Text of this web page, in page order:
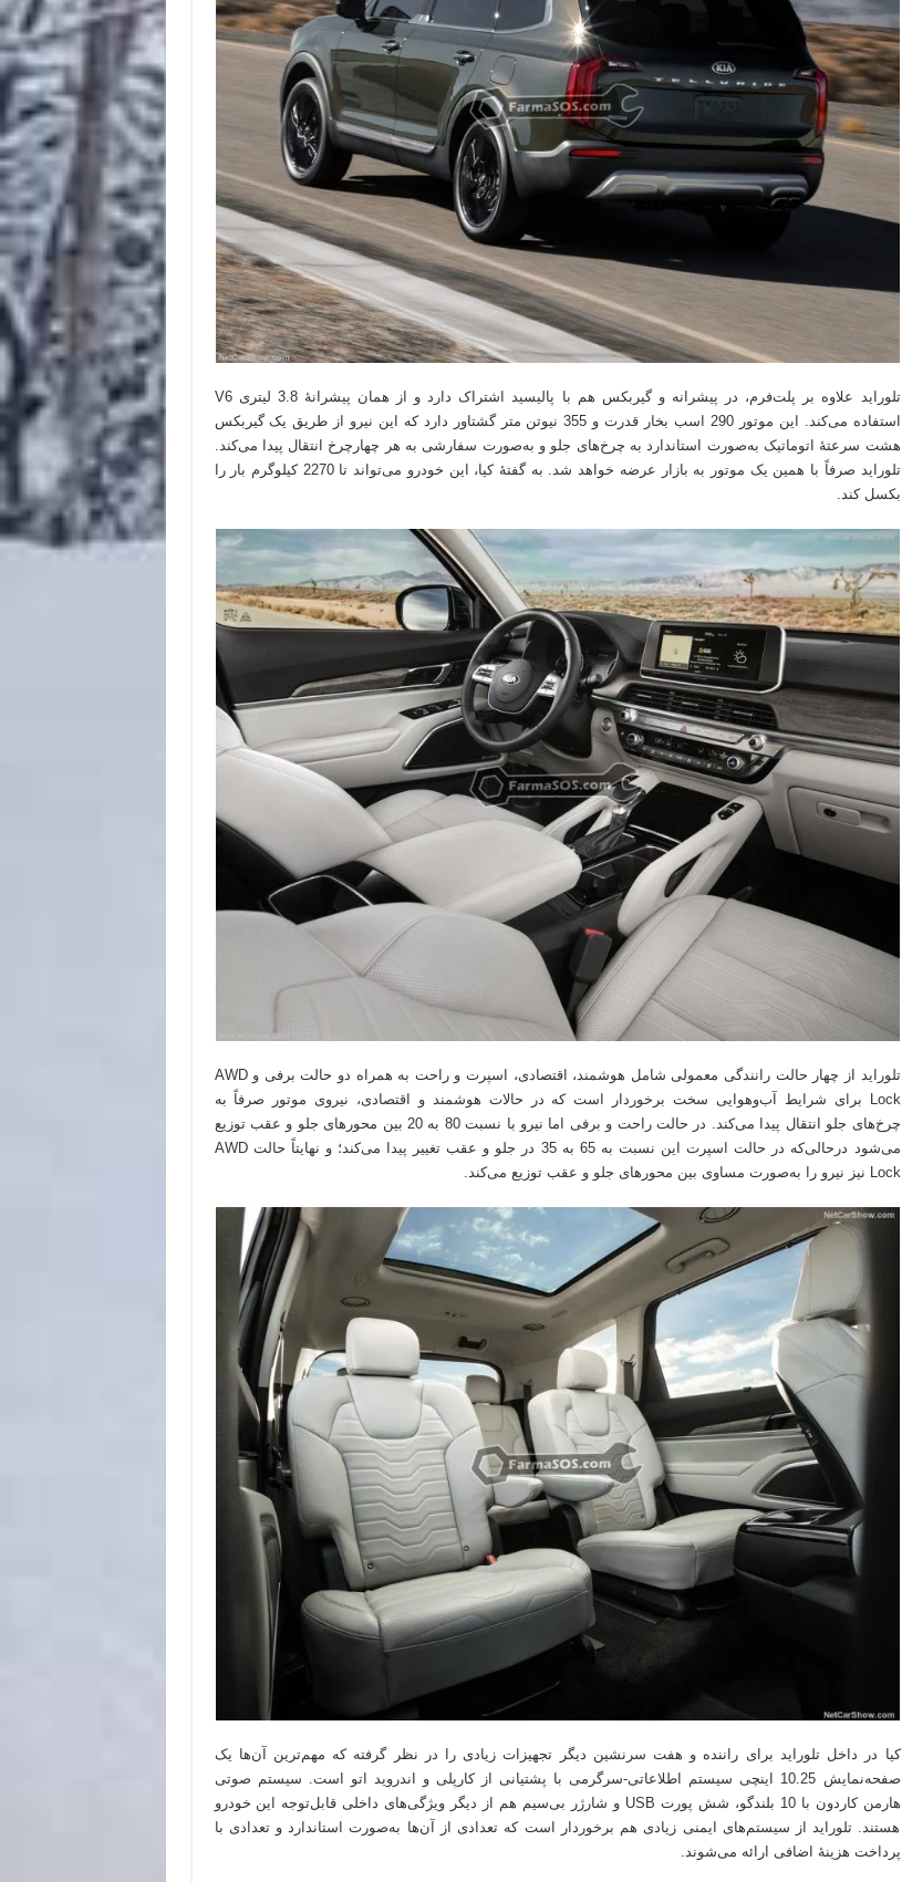
تلوراید علاوه بر پلت‌فرم، در پیشرانه و گیربکس هم با پالیسید اشتراک دارد و از همان پیشرانهٔ 3.8 لیتری V6
استفاده می‌کند. این موتور 290 اسب بخار قدرت و 355 نیوتن متر گشتاور دارد که این نیرو از طریق یک گیربکس
هشت سرعتهٔ اتوماتیک به‌صورت استاندارد به چرخ‌های جلو و به‌صورت سفارشی به هر چهارچرخ انتقال پیدا می‌کند.
تلوراید صرفاً با همین یک موتور به بازار عرضه خواهد شد. به گفتهٔ کیا، این خودرو می‌تواند تا 2270 کیلوگرم بار را
بکسل کند.
تلوراید از چهار حالت رانندگی معمولی شامل هوشمند، اقتصادی، اسپرت و راحت به همراه دو حالت برفی و AWD
Lock برای شرایط آب‌وهوایی سخت برخوردار است که در حالات هوشمند و اقتصادی، نیروی موتور صرفاً به
چرخ‌های جلو انتقال پیدا می‌کند. در حالت راحت و برفی اما نیرو با نسبت 80 به 20 بین محورهای جلو و عقب توزیع
می‌شود درحالی‌که در حالت اسپرت این نسبت به 65 به 35 در جلو و عقب تغییر پیدا می‌کند؛ و نهایتاً حالت AWD
Lock نیز نیرو را به‌صورت مساوی بین محورهای جلو و عقب توزیع می‌کند.
کیا در داخل تلوراید برای راننده و هفت سرنشین دیگر تجهیزات زیادی را در نظر گرفته که مهم‌ترین آن‌ها یک
صفحه‌نمایش 10.25 اینچی سیستم اطلاعاتی-سرگرمی با پشتیانی از کارپلی و اندروید اتو است. سیستم صوتی
هارمن کاردون با 10 بلندگو، شش پورت USB و شارژر بی‌سیم هم از دیگر ویژگی‌های داخلی قابل‌توجه این خودرو
هستند. تلوراید از سیستم‌های ایمنی زیادی هم برخوردار است که تعدادی از آن‌ها به‌صورت استاندارد و تعدادی با
پرداخت هزینهٔ اضافی ارائه می‌شوند.